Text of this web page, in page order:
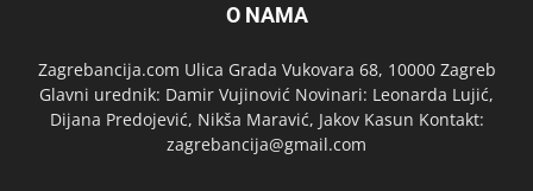
O NAMA
Zagrebancija.com Ulica Grada Vukovara 68, 10000 Zagreb
Glavni urednik: Damir Vujinović Novinari: Leonarda Lujić,
Dijana Predojević, Nikša Maravić, Jakov Kasun Kontakt:
zagrebancija@gmail.com